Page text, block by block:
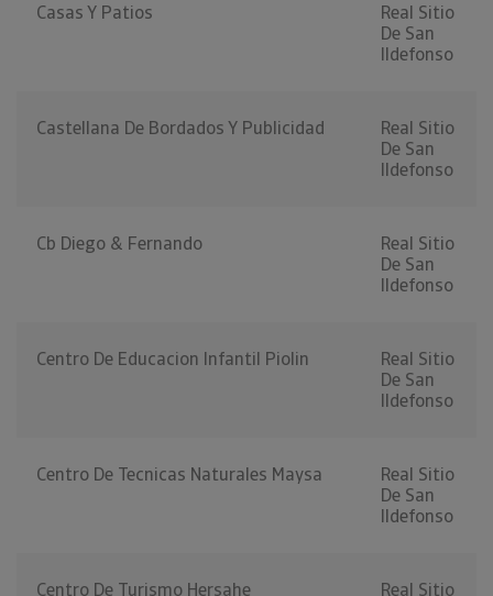
Casas Y Patios
Real Sitio
De San
Ildefonso
Castellana De Bordados Y Publicidad
Real Sitio
De San
Ildefonso
Cb Diego & Fernando
Real Sitio
De San
Ildefonso
Centro De Educacion Infantil Piolin
Real Sitio
De San
Ildefonso
Centro De Tecnicas Naturales Maysa
Real Sitio
De San
Ildefonso
Centro De Turismo Hersahe Real Sitio